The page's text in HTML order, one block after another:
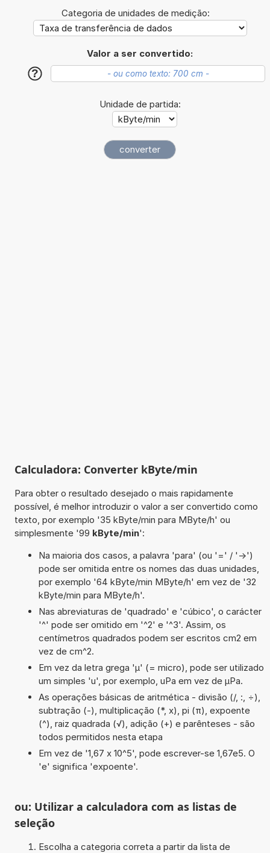
Categoria de unidades de medição:
Valor a ser convertido:
?
Unidade de partida:
Calculadora: Converter kByte/min
Para obter o resultado desejado o mais rapidamente
possível, é melhor introduzir o valor a ser convertido como
texto, por exemplo '35 kByte/min para MByte/h' ou
simplesmente '99 kByte/min':
Na maioria dos casos, a palavra 'para' (ou '=' / '->')
pode ser omitida entre os nomes das duas unidades,
por exemplo '64 kByte/min MByte/h' em vez de '32
kByte/min para MByte/h'.
Nas abreviaturas de 'quadrado' e 'cúbico', o carácter
'^' pode ser omitido em '^2' e '^3'. Assim, os
centímetros quadrados podem ser escritos cm2 em
vez de cm^2.
Em vez da letra grega 'µ' (= micro), pode ser utilizado
um simples 'u', por exemplo, uPa em vez de µPa.
As operações básicas de aritmética - divisão (/, :, ÷),
subtração (-), multiplicação (*, x), pi (π), expoente
(^), raiz quadrada (√), adição (+) e parênteses - são
todos permitidos nesta etapa
Em vez de '1,67 x 10^5', pode escrever-se 1,67e5. O
'e' significa 'expoente'.
ou: Utilizar a calculadora com as listas de
seleção
Escolha a categoria correta a partir da lista de